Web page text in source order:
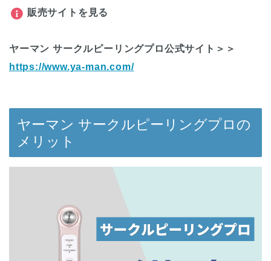
販売サイトを見る
ヤーマン サークルピーリングプロ公式サイト＞＞
https://www.ya-man.com/
ヤーマン サークルピーリングプロの
メリット